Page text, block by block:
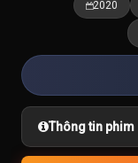
2020
Thông tin phim